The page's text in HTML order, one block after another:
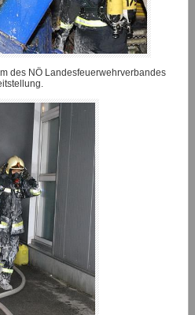
des NÖ Landesfeuerwehrverbandes